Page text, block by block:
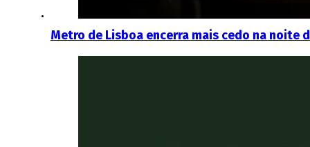
Metro de Lisboa encerra mais cedo na noite